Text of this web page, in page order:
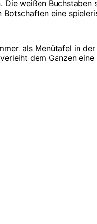
weißen Buchstaben
eine
als Menütafel in
dem Ganzen